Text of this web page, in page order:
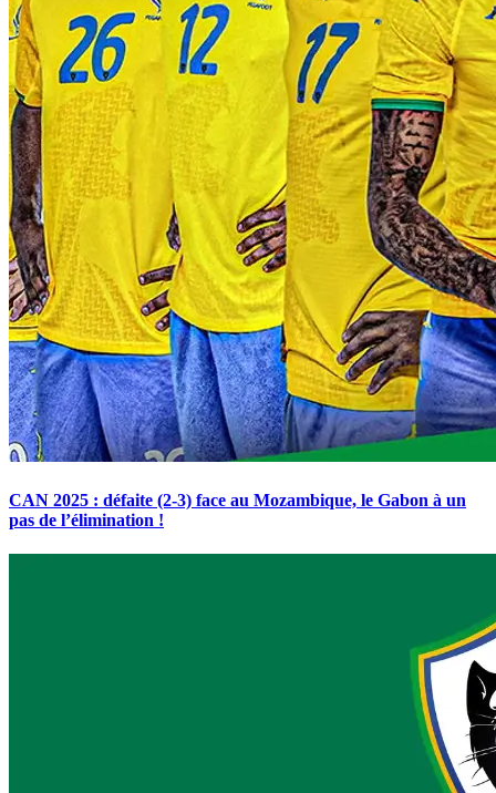
CAN 2025 : défaite (2-3) face au Mozambique, le Gabon à un
pas de l’élimination !